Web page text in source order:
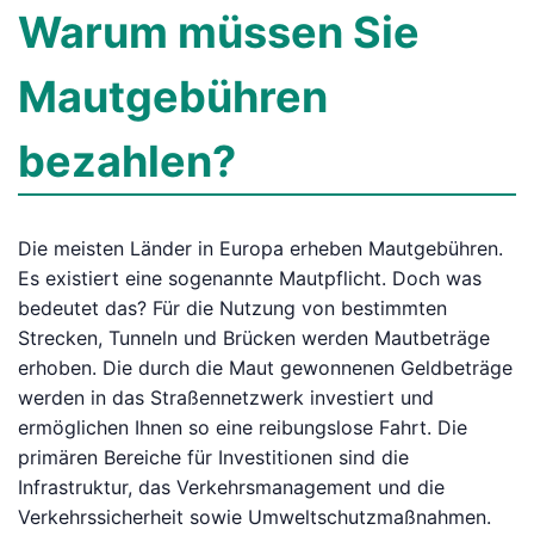
Warum müssen Sie
Mautgebühren
bezahlen?
Die meisten Länder in Europa erheben Mautgebühren.
Es existiert eine sogenannte Mautpflicht. Doch was
bedeutet das? Für die Nutzung von bestimmten
Strecken, Tunneln und Brücken werden Mautbeträge
erhoben. Die durch die Maut gewonnenen Geldbeträge
werden in das Straßennetzwerk investiert und
ermöglichen Ihnen so eine reibungslose Fahrt. Die
primären Bereiche für Investitionen sind die
Infrastruktur, das Verkehrsmanagement und die
Verkehrssicherheit sowie Umweltschutzmaßnahmen.